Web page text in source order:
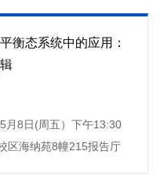
衡态系统中的应用：
月8日(周五）下午13:30
区海纳苑8幢215报告厅